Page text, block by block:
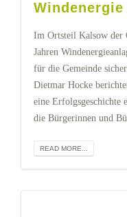
Im Ortsteil Kalsow der
Jahren
für die Gemeinde
Dietmar Hocke
eine Erfolgsgeschichte
die Bürgerinnen und
READ MORE...